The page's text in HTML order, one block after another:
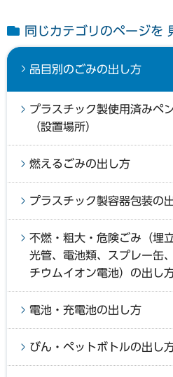
同じカテゴリのページを
品目別のごみの出し方
プラスチック製使用済みペ
（設置場所）
燃えるごみの出し方
プラスチック製容器包装の
不燃・粗大・危険ごみ（埋
光管、電池類、スプレー缶
チウムイオン電池）の出し
電池・充電池の出し方
びん・ペットボトルの出し